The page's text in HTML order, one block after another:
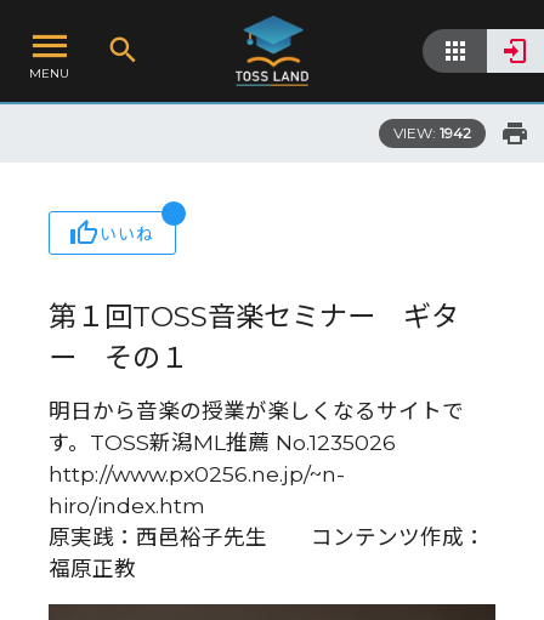
MENU
VIEW: 1942
いいね
第１回TOSS音楽セミナー ギタ
ー その１
明日から音楽の授業が楽しくなるサイトで
す。TOSS新潟ML推薦 No.1235026
http://www.px0256.ne.jp/~n-
hiro/index.htm
原実践：西邑裕子先生 コンテンツ作成：
福原正教